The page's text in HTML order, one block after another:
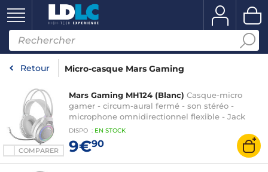
Retour Micro-casque Mars Gaming
COMPARER
Mars Gaming MH124 (Blanc) Casque-micro
gamer - circum-aural fermé - son stéréo -
microphone omnidirectionnel flexible - Jack
3.5mm/USB - rétroéclairage FRGB Rainbow -
compatible PC / PS4 / PS5 / Xbox One / Xbox
Series / Smartphone
DISPO : EN STOCK
9€90